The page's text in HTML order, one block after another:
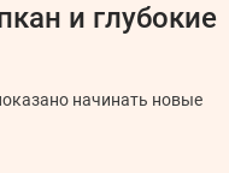
и глубокие
начинать новые